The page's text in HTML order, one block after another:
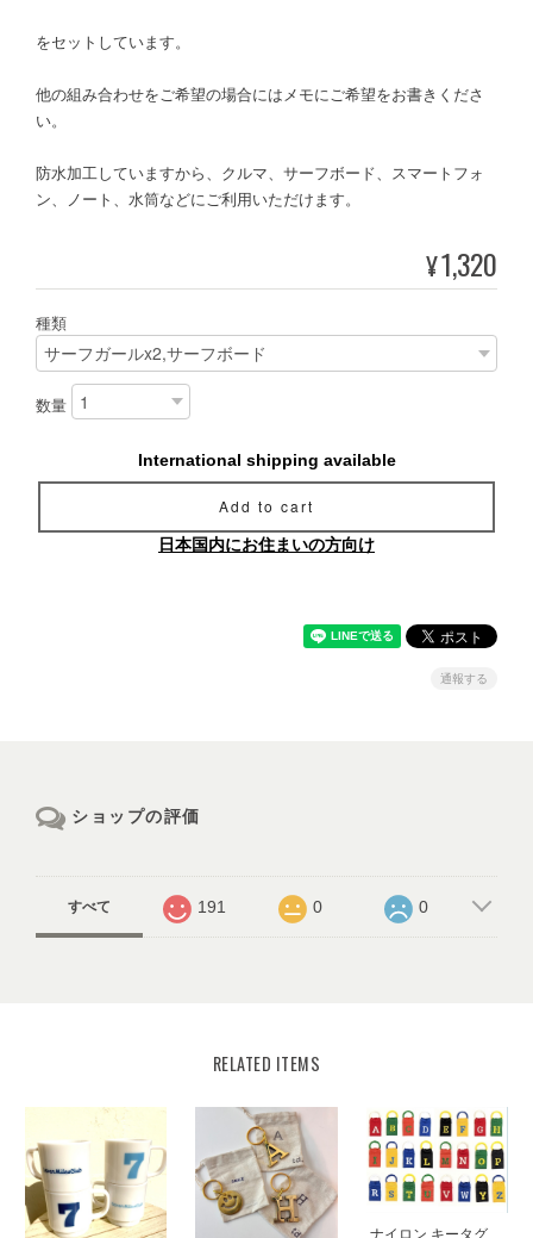
をセットしています。
他の組み合わせをご希望の場合にはメモにご希望をお書きくださ
い。
防水加工していますから、クルマ、サーフボード、スマートフォ
ン、ノート、水筒などにご利用いただけます。
¥1,320
種類
数量
International shipping available
Add to cart
日本国内にお住まいの方向け
通報する
ショップの評価
すべて 191 0 0
RELATED ITEMS
ナイロン キータグ